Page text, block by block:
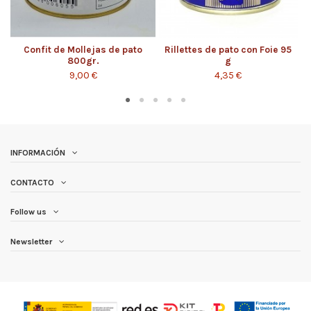
Confit de Mollejas de pato
800gr.
9,00 €
Rillettes de pato con Foie 95
g
4,35 €
INFORMACIÓN
CONTACTO
Follow us
Newsletter